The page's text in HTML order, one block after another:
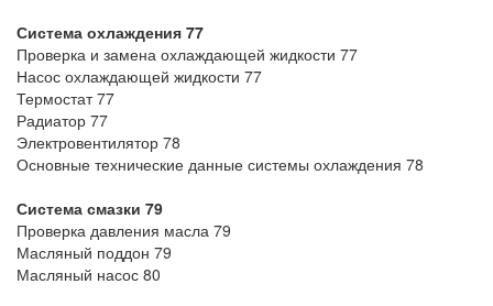
Система охлаждения 77
Проверка и замена охлаждающей жидкости 77
Насос охлаждающей жидкости 77
Термостат 77
Радиатор 77
Электровентилятор 78
Основные технические данные системы охлаждения 78
Система смазки 79
Проверка давления масла 79
Масляный поддон 79
Масляный насос 80